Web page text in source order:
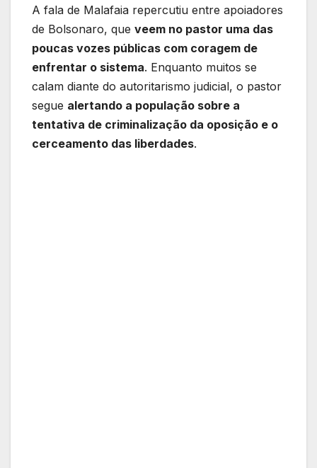
A fala de Malafaia repercutiu entre apoiadores
de Bolsonaro, que veem no pastor uma das
poucas vozes públicas com coragem de
enfrentar o sistema. Enquanto muitos se
calam diante do autoritarismo judicial, o pastor
segue alertando a população sobre a
tentativa de criminalização da oposição e o
cerceamento das liberdades.